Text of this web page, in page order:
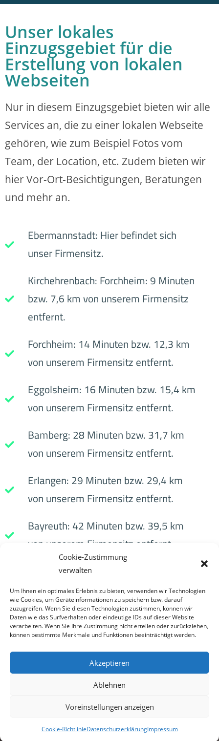
Cookie-Zustimmung
verwalten
Um Ihnen ein optimales Erlebnis zu bieten, verwenden wir Technologien
wie Cookies, um Geräteinformationen zu speichern bzw. darauf
zuzugreifen. Wenn Sie diesen Technologien zustimmen, können wir
Daten wie das Surfverhalten oder eindeutige IDs auf dieser Website
verarbeiten. Wenn Sie Ihre Zustimmung nicht erteilen oder zurückziehen,
können bestimmte Merkmale und Funktionen beeinträchtigt werden.
Akzeptieren
Ablehnen
Voreinstellungen anzeigen
Cookie-RichtlinieDatenschutzerklärungImpressum
Unser lokales
Einzugsgebiet für die
Erstellung von lokalen
Webseiten
Nur in diesem Einzugsgebiet bieten wir alle
Services an, die zu einer lokalen Webseite
gehören, wie zum Beispiel Fotos vom
Team, der Location, etc. Zudem bieten wir
hier Vor-Ort-Besichtigungen, Beratungen
und mehr an.
Ebermannstadt: Hier befindet sich
unser Firmensitz.
Kirchehrenbach: Forchheim: 9 Minuten
bzw. 7,6 km von unserem Firmensitz
entfernt.
Forchheim: 14 Minuten bzw. 12,3 km
von unserem Firmensitz entfernt.
Eggolsheim: 16 Minuten bzw. 15,4 km
von unserem Firmensitz entfernt.
Bamberg: 28 Minuten bzw. 31,7 km
von unserem Firmensitz entfernt.
Erlangen: 29 Minuten bzw. 29,4 km
von unserem Firmensitz entfernt.
Bayreuth: 42 Minuten bzw. 39,5 km
von unserem Firmensitz entfernt.
Nürnberg: 47 Minuten bzw. 48,6 km
von unserem Firmensitz entfernt.
LOCHNER MEDIA
MAKE IT WORK